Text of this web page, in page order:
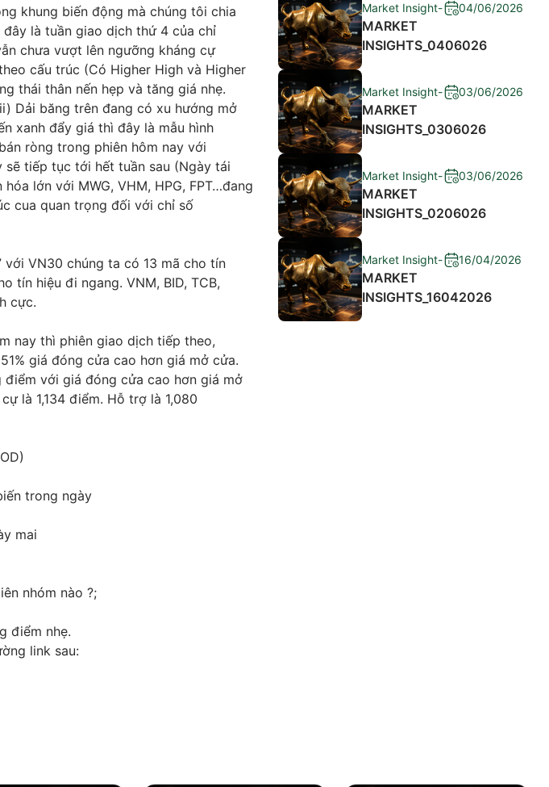
khung biến động mà chúng tôi chia
đây là tuần giao dịch thứ 4 của chỉ
chưa vượt lên ngưỡng kháng cự
cấu trúc (Có Higher High và Higher
thái thân nến hẹp và tăng giá nhẹ.
Dải băng trên đang có xu hướng mở
xanh đẩy giá thì đây là mẫu hình
ròng trong phiên hôm nay với
tiếp tục tới hết tuần sau (Ngày tái
lớn với MWG, VHM, HPG, FPT…đang
cua quan trọng đối với chỉ số
với VN30 chúng ta có 13 mã cho tín
tín hiệu đi ngang. VNM, BID, TCB,
cực.
nay thì phiên giao dịch tiếp theo,
giá đóng cửa cao hơn giá mở cửa.
với giá đóng cửa cao hơn giá mở
là 1,134 điểm. Hỗ trợ là 1,080
trong ngày
mai
nhóm nào ?;
điểm nhẹ.
link sau:
Market Insight- 04/06/2026
MARKET
INSIGHTS_0406026
Market Insight- 03/06/2026
MARKET
INSIGHTS_0306026
Market Insight- 03/06/2026
MARKET
INSIGHTS_0206026
Market Insight- 16/04/2026
MARKET
INSIGHTS_16042026